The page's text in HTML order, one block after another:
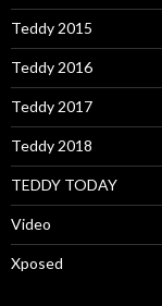
Teddy 2015
Teddy 2016
Teddy 2017
Teddy 2018
TEDDY TODAY
Video
Xposed